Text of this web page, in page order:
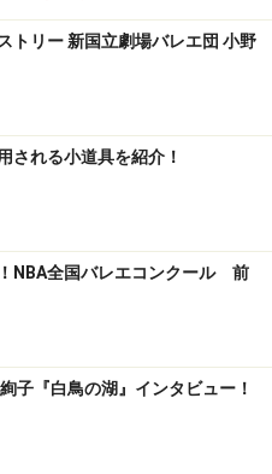
トリー 新国立劇場バレエ団 小野
される小道具を紹介！
NBA全国バレエコンクール 前
子『白鳥の湖』インタビュー！